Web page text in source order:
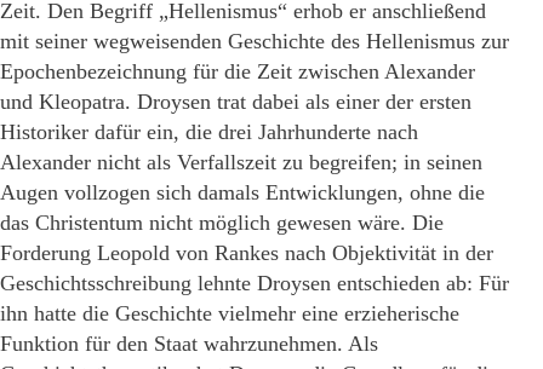
Zeit. Den Begriff „Hellenismus“ erhob er anschließend
mit seiner wegweisenden Geschichte des Hellenismus zur
Epochenbezeichnung für die Zeit zwischen Alexander
und Kleopatra. Droysen trat dabei als einer der ersten
Historiker dafür ein, die drei Jahrhunderte nach
Alexander nicht als Verfallszeit zu begreifen; in seinen
Augen vollzogen sich damals Entwicklungen, ohne die
das Christentum nicht möglich gewesen wäre. Die
Forderung Leopold von Rankes nach Objektivität in der
Geschichtsschreibung lehnte Droysen entschieden ab: Für
ihn hatte die Geschichte vielmehr eine erzieherische
Funktion für den Staat wahrzunehmen. Als